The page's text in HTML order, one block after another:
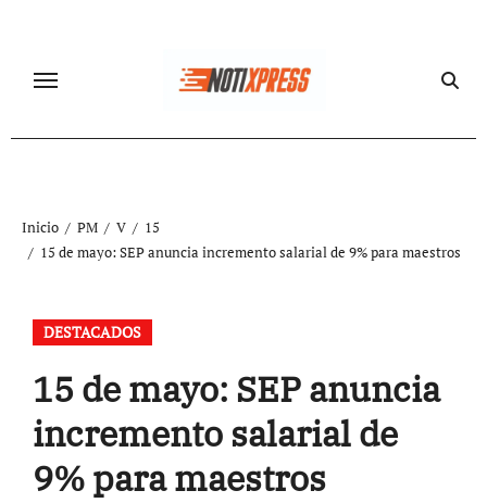
contenido
Inicio PM V
15
15 de mayo: SEP anuncia incremento salarial de 9% para maestros
DESTACADOS
15 de mayo: SEP anuncia
incremento salarial de
9% para maestros